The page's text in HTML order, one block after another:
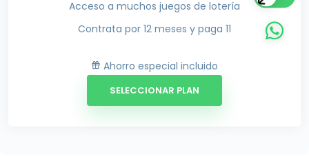
Acceso a muchos juegos de lotería
Contrata por 12 meses y paga 11
Ahorro especial incluido
SELECCIONAR PLAN